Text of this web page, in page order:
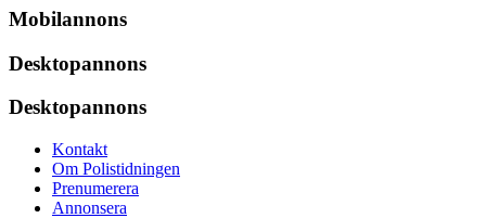
Mobilannons
Desktopannons
Desktopannons
Kontakt
Om Polistidningen
Prenumerera
Annonsera